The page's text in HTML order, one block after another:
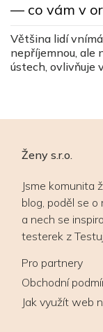
— co vám v
Většina lidí
nepříjemnou, ale
ústech, ovlivňuje
Ženy s.r.o.
Jsme komunita
blog, poděl se o
a nech se
testerek z
Pro partnery
Obchodní
Jak využít web